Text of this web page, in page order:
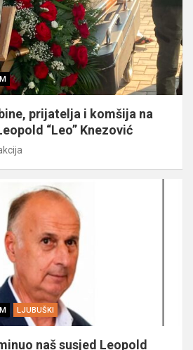
prijatelja i komšija na
“Leo” Knezović
LJUBUŠKI
naš susjed Leopold